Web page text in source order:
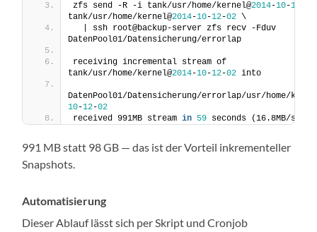
zfs send -R -i tank/usr/home/kernel@2014-10-12
tank/usr/home/kernel@2014-10-12-02 \
  | ssh root@backup-server zfs recv -Fduv
DatenPool01/Datensicherung/errorlap
receiving incremental stream of
tank/usr/home/kernel@2014-10-12-02 into
DatenPool01/Datensicherung/errorlap/usr/home/
10-12-02
received 991MB stream in 59 seconds (16.8MB/sec)
991 MB statt 98 GB — das ist der Vorteil inkrementeller
Snapshots.
Automatisierung
Dieser Ablauf lässt sich per Skript und Cronjob